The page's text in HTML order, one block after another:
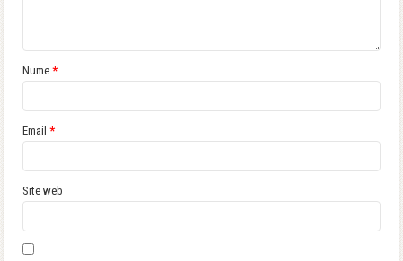
Nume *
Email *
Site web